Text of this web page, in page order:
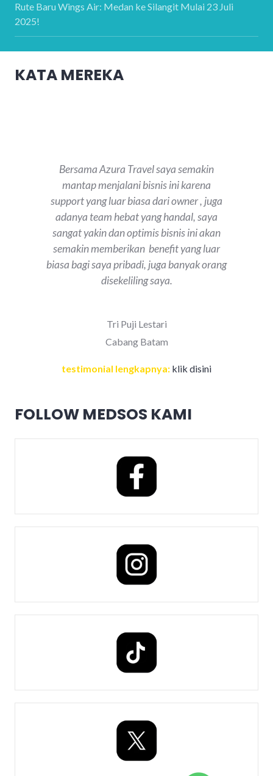
Rute Baru Wings Air: Medan ke Silangit Mulai 23 Juli
2025!
KATA MEREKA
Bersama Azura Travel saya semakin
mantap menjalani bisnis ini karena
support yang luar biasa dari owner , juga
adanya team hebat yang handal, saya
sangat yakin dan optimis bisnis ini akan
semakin memberikan benefit yang luar
biasa bagi saya pribadi, juga banyak orang
disekeliling saya.
Tri Puji Lestari
Cabang Batam
testimonial lengkapnya: klik disini
FOLLOW MEDSOS KAMI